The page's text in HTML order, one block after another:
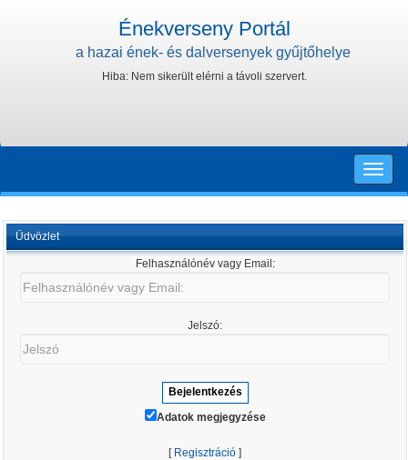
Énekverseny Portál
a hazai ének- és dalversenyek gyűjtőhelye
Hiba: Nem sikerült elérni a távoli szervert.
Toggle
Üdvözlet
Felhasználónév vagy Email:
Jelszó:
Adatok megjegyzése
[ Regisztráció ]